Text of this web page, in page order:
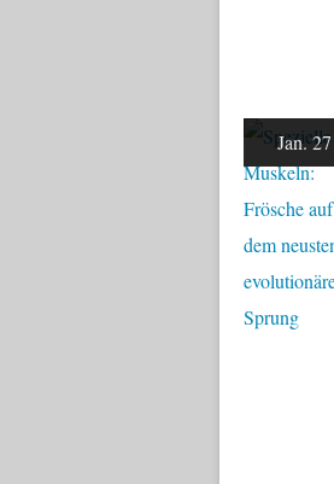
Jan. 27